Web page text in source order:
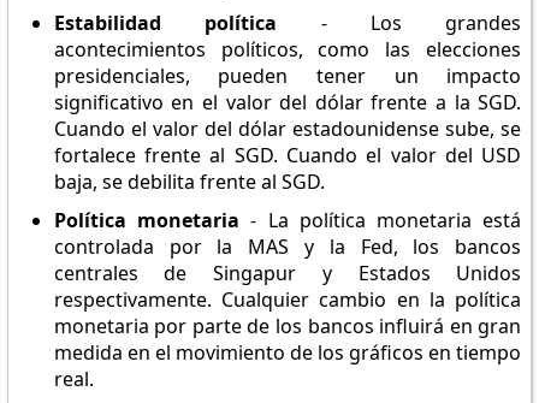
Estabilidad política - Los grandes
acontecimientos políticos, como las elecciones
presidenciales, pueden tener un impacto
significativo en el valor del dólar frente a la SGD.
Cuando el valor del dólar estadounidense sube, se
fortalece frente al SGD. Cuando el valor del USD
baja, se debilita frente al SGD.
Política monetaria - La política monetaria está
controlada por la MAS y la Fed, los bancos
centrales de Singapur y Estados Unidos
respectivamente. Cualquier cambio en la política
monetaria por parte de los bancos influirá en gran
medida en el movimiento de los gráficos en tiempo
real.